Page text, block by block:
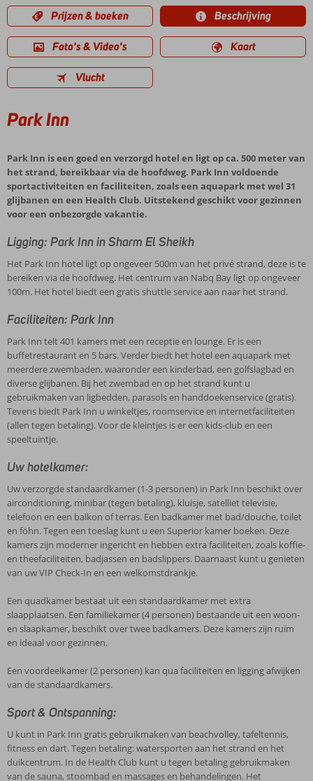
Prijzen & boeken Beschrijving
Foto's & Video's Kaart
Vlucht
Park Inn
Park Inn is een goed en verzorgd hotel en ligt op ca. 500 meter van
het strand, bereikbaar via de hoofdweg. Park Inn voldoende
sportactiviteiten en faciliteiten, zoals een aquapark met wel 31
glijbanen en een Health Club. Uitstekend geschikt voor gezinnen
voor een onbezorgde vakantie.
Ligging: Park Inn in Sharm El Sheikh
Het Park Inn hotel ligt op ongeveer 500m van het privé strand, deze is te
bereiken via de hoofdweg. Het centrum van Nabq Bay ligt op ongeveer
100m. Het hotel biedt een gratis shuttle service aan naar het strand.
Faciliteiten: Park Inn
Park Inn telt 401 kamers met een receptie en lounge. Er is een
buffetrestaurant en 5 bars. Verder biedt het hotel een aquapark met
meerdere zwembaden, waaronder een kinderbad, een golfslagbad en
diverse glijbanen. Bij het zwembad en op het strand kunt u
gebruikmaken van ligbedden, parasols en handdoekenservice (gratis).
Tevens biedt Park Inn u winkeltjes, roomservice en internetfaciliteiten
(allen tegen betaling). Voor de kleintjes is er een kids-club en een
speeltuintje.
Uw hotelkamer:
Uw verzorgde standaardkamer (1-3 personen) in Park Inn beschikt over
airconditioning, minibar (tegen betaling), kluisje, satelliet televisie,
telefoon en een balkon of terras. Een badkamer met bad/douche, toilet
en föhn. Tegen een toeslag kunt u een Superior kamer boeken. Deze
kamers zijn moderner ingericht en hebben extra faciliteiten, zoals koffie-
en theefaciliteiten, badjassen en badslippers. Daarnaast kunt u genieten
van uw VIP Check-In en een welkomstdrankje.
Een quadkamer bestaat uit een standaardkamer met extra
slaapplaatsen. Een familiekamer (4 personen) bestaande uit een woon-
en slaapkamer, beschikt over twee badkamers. Deze kamers zijn ruim
en ideaal voor gezinnen.
Een voordeelkamer (2 personen) kan qua faciliteiten en ligging afwijken
van de standaardkamers.
Sport & Ontspanning:
U kunt in Park Inn gratis gebruikmaken van beachvolley, tafeltennis,
fitness en dart. Tegen betaling: watersporten aan het strand en het
duikcentrum. In de Health Club kunt u tegen betaling gebruikmaken
van de sauna, stoombad en massages en behandelingen. Het